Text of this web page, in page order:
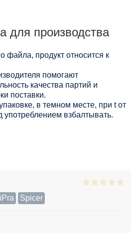
для производства
файла, продукт относится к
помогают
качества партий и
поставки.
в темном месте, при t от
взбалтывать.
Spicer